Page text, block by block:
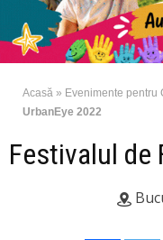
Acasă » Evenimente pentru
UrbanEye 2022
Festivalul de